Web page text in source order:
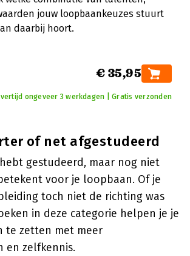
jouw loopbaankeuzes stuurt
daarbij hoort.
€ 35,95
ongeveer 3 werkdagen | Gratis verzonden
of net afgestudeerd
gestudeerd, maar nog niet
voor je loopbaan. Of je
toch niet de richting was
in deze categorie helpen je je
te zetten met meer
en zelfkennis.